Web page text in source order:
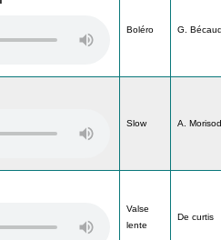
Boléro G.
Slow A. Morisod
Valse
lente
De curtis